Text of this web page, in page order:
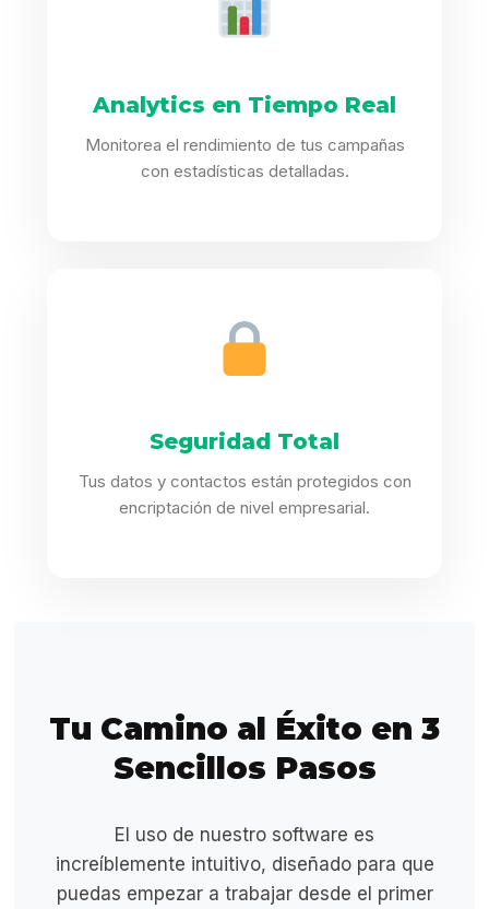
Analytics en Tiempo Real
Monitorea el rendimiento de tus campañas
con estadísticas detalladas.
Seguridad Total
Tus datos y contactos están protegidos con
encriptación de nivel empresarial.
Tu Camino al Éxito en 3
Sencillos Pasos
El uso de nuestro software es
increíblemente intuitivo, diseñado para que
puedas empezar a trabajar desde el primer